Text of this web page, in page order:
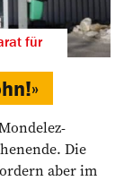
für
Die
aber im